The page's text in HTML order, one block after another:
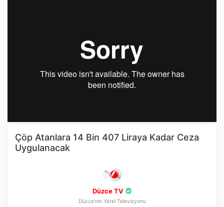
Çöp Atanlara 14 Bin 407 Liraya Kadar Ceza
Uygulanacak
Düzce TV
Düzce'nin Yerel Televizyonu